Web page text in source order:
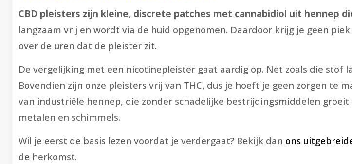
CBD pleisters zijn kleine, discrete patches met cannabidiol uit hennep
langzaam vrij en wordt via de huid opgenomen. Daardoor krijg je geen
over de uren dat de pleister zit.
De vergelijking met een nicotinepleister gaat aardig op. Net zoals die
Bovendien zijn onze pleisters vrij van THC, dus je hoeft je geen zorgen te
van industriële hennep, die zonder schadelijke bestrijdingsmiddelen
metalen en schimmels.
Wil je eerst de basis lezen voordat je verdergaat? Bekijk dan ons
de herkomst.